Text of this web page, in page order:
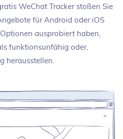
WeChat Tracker stoßen Sie
für Android oder iOS
ausprobiert haben,
funktionsunfähig oder,
herausstellen.